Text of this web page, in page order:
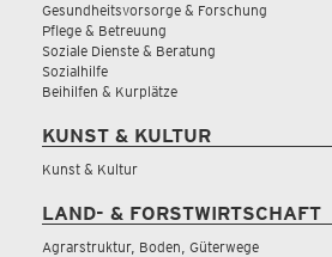
Gesundheitsvorsorge & Forschung
Pflege & Betreuung
Soziale Dienste & Beratung
Sozialhilfe
Beihilfen & Kurplätze
KUNST & KULTUR
Kunst & Kultur
LAND- & FORSTWIRTSCHAFT
Agrarstruktur, Boden, Güterwege